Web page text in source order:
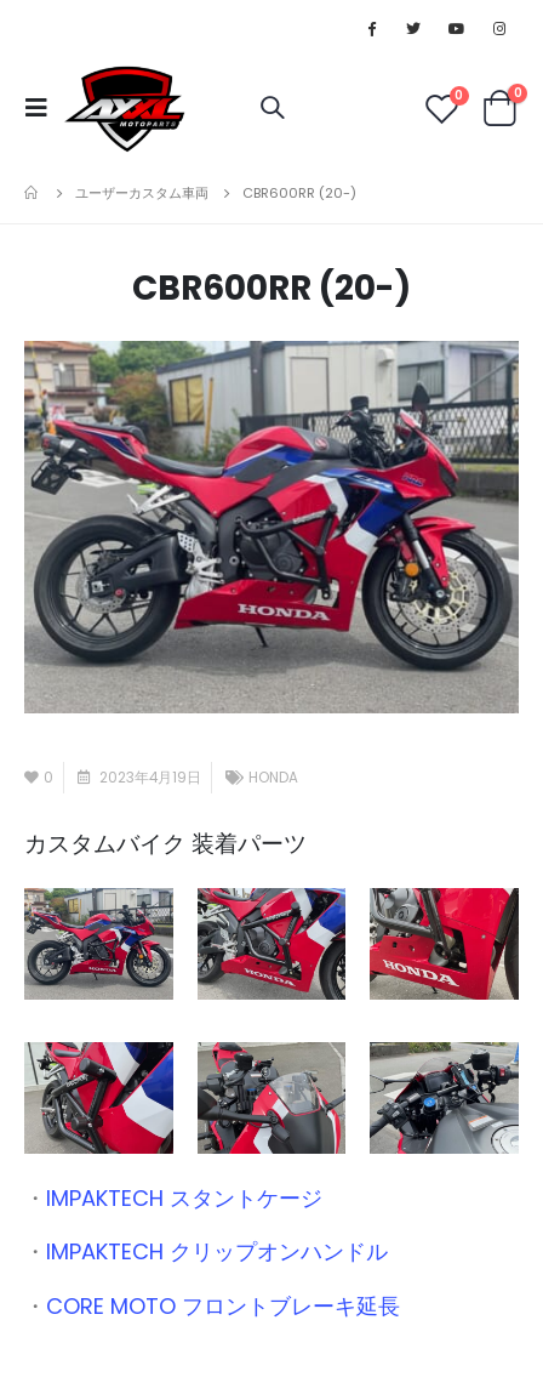
0 0
ユーザーカスタム車両 CBR600RR (20-)
CBR600RR (20-)
0 2023年4月19日 HONDA
カスタムバイク 装着パーツ
・ IMPAKTECH スタントケージ
・ IMPAKTECH クリップオンハンドル
・ CORE MOTO フロントブレーキ延長